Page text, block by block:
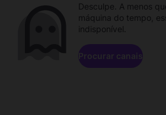
Desculpe. A menos
máquina do tempo,
indisponível.
Procurar canais